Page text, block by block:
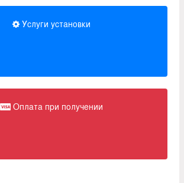
Услуги установки
Оплата при получении